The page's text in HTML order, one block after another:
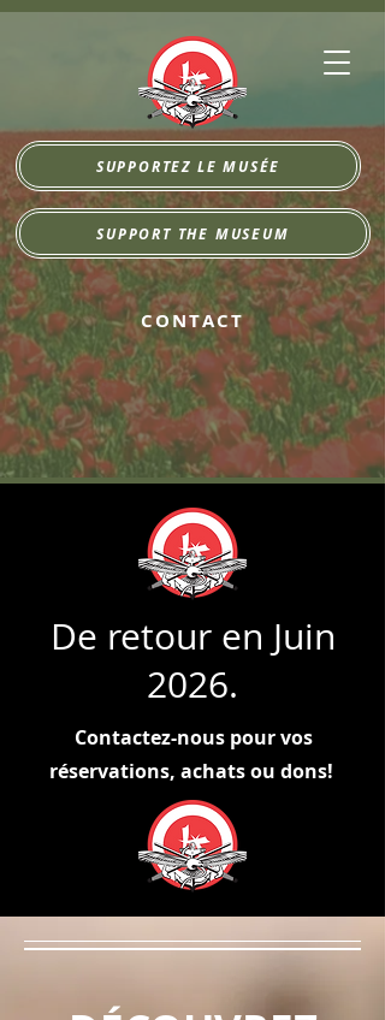
SUPPORTEZ LE MUSÉE
SUPPORT THE MUSEUM
CONTACT
De retour en Juin
2026.
Contactez-nous pour vos
réservations, achats ou dons!